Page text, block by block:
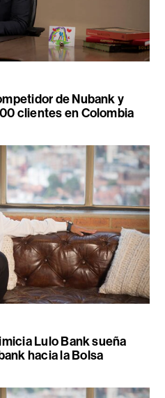
de Nubank y
clientes en Colombia
Lulo Bank sueña
hacia la Bolsa